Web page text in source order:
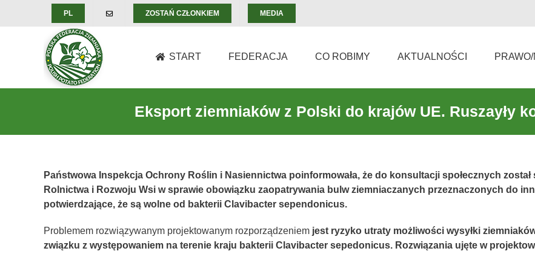
PL ZOSTAŃ CZŁONKIEM MEDIA
START FEDERACJA CO ROBIMY AKTUALNOŚCI
Eksport ziemniaków z Polski do krajów UE. Ruszayły
Państwowa Inspekcja Ochrony Roślin i Nasiennictwa poinformowała, że do konsultacji społecznych
Rolnictwa i Rozwoju Wsi w sprawie obowiązku zaopatrywania bulw ziemniaczanych przeznaczonych do
potwierdzające, że są wolne od bakterii Clavibacter sependonicus.
Problemem rozwiązywanym projektowanym rozporządzeniem jest ryzyko utraty możliwości wysyłki
związku z występowaniem na terenie kraju bakterii Clavibacter sepedonicus. Rozwiązania ujęte w